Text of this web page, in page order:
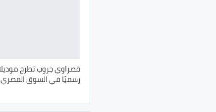
رسميًا في السوق المصري